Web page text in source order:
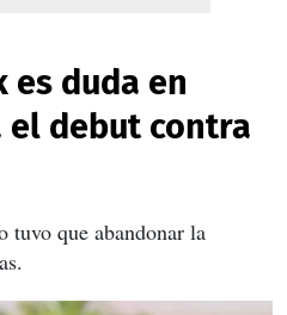
es duda en
debut contra
tuvo que abandonar la